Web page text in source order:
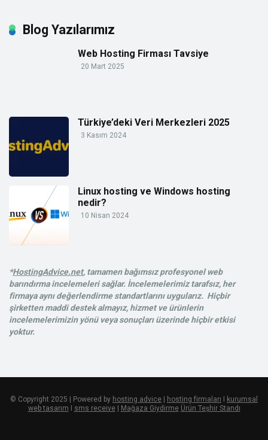
Blog Yazılarımız
Web Hosting Firması Tavsiye
20 Mart 2025
Türkiye’deki Veri Merkezleri 2025
3 Kasım 2024
Linux hosting ve Windows hosting
nedir?
10 Nisan 2024
*HostingAdvice.net, tamamen bağımsız profesyonel web
barındırma incelemeleri sağlar. İncelemelerimiz tarafsız, her
firmaya aynı değerlendirme standartlarını uygularız. Hiçbir
şirketten maddi destek almayız, hizmet ve ürünlerin
incelemelerimizin yönü veya sonuçları üzerinde hiçbir etkisi
yoktur.
© Copyright 2025 | Powered by hosting advice | hosting firmaları I kurumsal
web tasarım I sms receive| Mağaza Giydirme Ürün Teşhir Standı